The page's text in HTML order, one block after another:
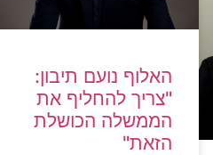
האלוף נועם תיבון:
"צריך להחליף את
הממשלה הכושלת
הזאת"